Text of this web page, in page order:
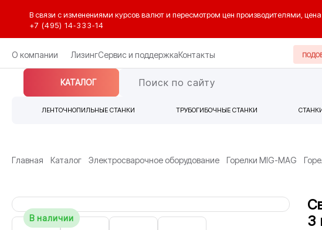
В связи с изменениями курсов валют и пересмотром цен производителями,
+7 (495) 14‑333‑14
О компании ЛизингСервис и поддержкаКонтакты
КАТАЛОГ
ЛЕНТОЧНОПИЛЬНЫЕ СТАНКИ ТРУБОГИБОЧНЫЕ СТАНКИ
Главная Каталог Электросварочное оборудование Горелки MIG-MAG
В наличии
3